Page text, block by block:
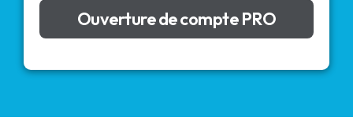
Ouverture de compte PRO